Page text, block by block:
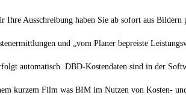
Ihre Ausschreibung haben Sie ab sofort aus
und „vom Planer bepreiste
automatisch. DBD-Kostendaten sind in der
kurzem Film was BIM im Nutzen von Kosten-